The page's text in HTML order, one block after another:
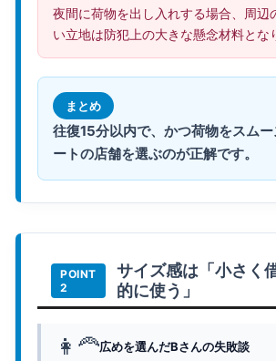
夜間に荷物を出し入れする場合、周辺
い立地は防犯上の大きな懸念材料とな
まとめ
往復15分以内で、かつ荷物をスム
ートの店舗を選ぶのが正解です。
サイズ感は「小さく
的に使う」
👩‍🦰広めを選んだBさんの失敗談